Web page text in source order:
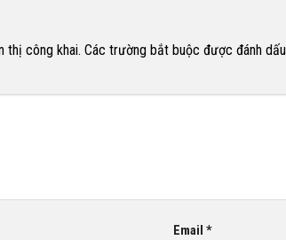
thị công khai. Các trường bắt buộc được đánh dấu
Email*